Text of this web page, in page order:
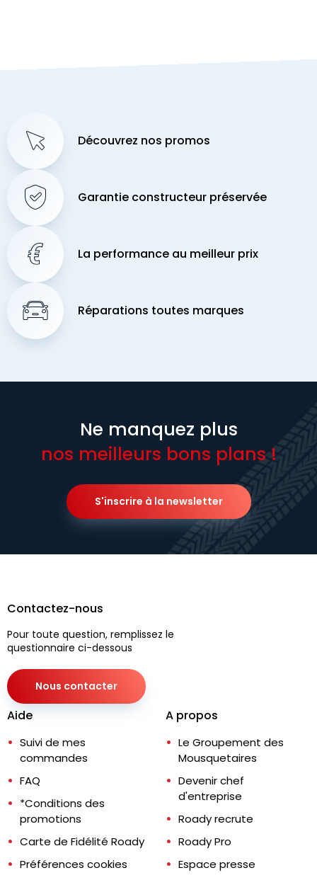
Découvrez nos promos
Garantie constructeur préservée
La performance au meilleur prix
Réparations toutes marques
Ne manquez plus
nos meilleurs bons plans !
S'inscrire à la newsletter
Contactez-nous
Pour toute question, remplissez le
questionnaire ci-dessous
Nous contacter
Aide
Suivi de mes
commandes
FAQ
*Conditions des
promotions
Carte de Fidélité Roady
Préférences cookies
A propos
Le Groupement des
Mousquetaires
Devenir chef
d'entreprise
Roady recrute
Roady Pro
Espace presse